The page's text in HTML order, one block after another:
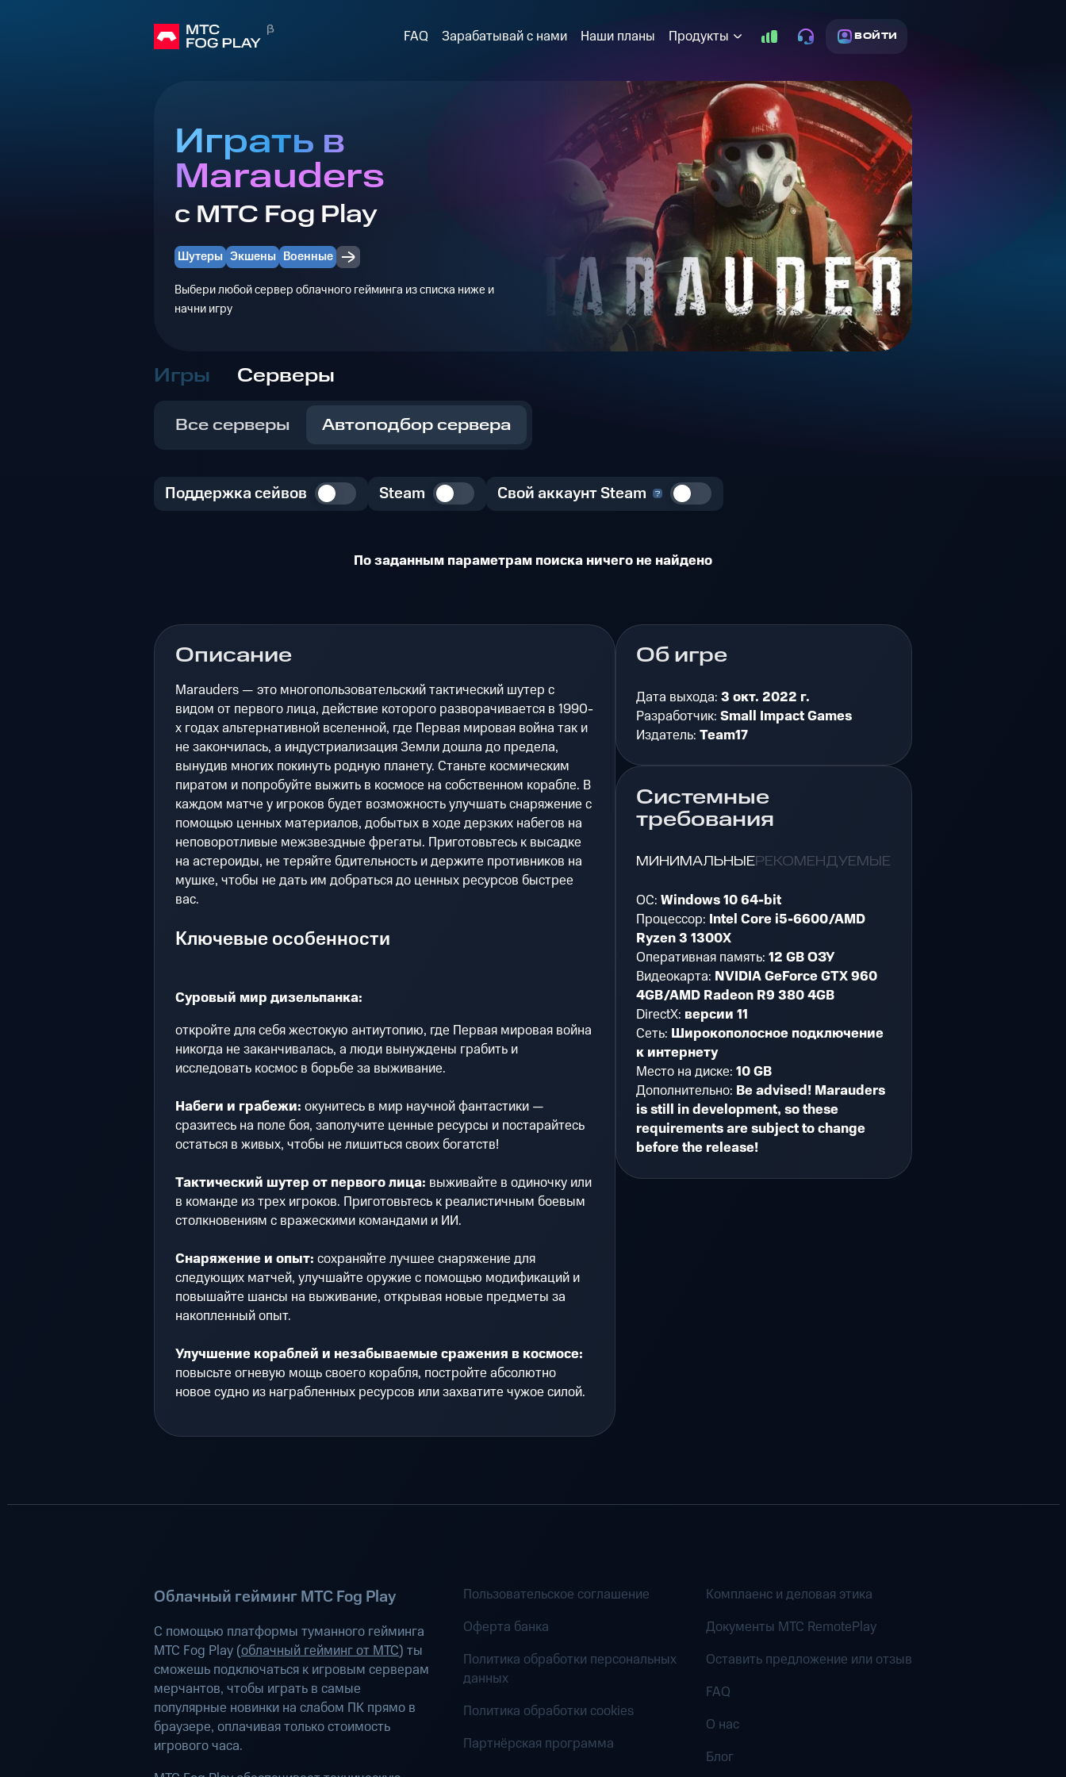
FAQ Зарабатывай с нами Наши планы Продукты ВОЙТИ
Играть в
Marauders
с МТС Fog Play
Шутеры Экшены Военные
Выбери любой сервер облачного гейминга из списка ниже и
начни игру
Игры Серверы
Все серверы Автоподбор сервера
Поддержка сейвов Steam Свой аккаунт Steam
По заданным параметрам поиска ничего не найдено
Описание
Marauders — это многопользовательский тактический шутер с
видом от первого лица, действие которого разворачивается в 1990-
х годах альтернативной вселенной, где Первая мировая война так и
не закончилась, а индустриализация Земли дошла до предела,
вынудив многих покинуть родную планету. Станьте космическим
пиратом и попробуйте выжить в космосе на собственном корабле. В
каждом матче у игроков будет возможность улучшать снаряжение с
помощью ценных материалов, добытых в ходе дерзких набегов на
неповоротливые межзвездные фрегаты. Приготовьтесь к высадке
на астероиды, не теряйте бдительность и держите противников на
мушке, чтобы не дать им добраться до ценных ресурсов быстрее
вас.
Ключевые особенности
Суровый мир дизельпанка:
откройте для себя жестокую антиутопию, где Первая мировая война
никогда не заканчивалась, а люди вынуждены грабить и
исследовать космос в борьбе за выживание.
Набеги и грабежи: окунитесь в мир научной фантастики —
сразитесь на поле боя, заполучите ценные ресурсы и постарайтесь
остаться в живых, чтобы не лишиться своих богатств!
Тактический шутер от первого лица: выживайте в одиночку или
в команде из трех игроков. Приготовьтесь к реалистичным боевым
столкновениям с вражескими командами и ИИ.
Снаряжение и опыт: сохраняйте лучшее снаряжение для
следующих матчей, улучшайте оружие с помощью модификаций и
повышайте шансы на выживание, открывая новые предметы за
накопленный опыт.
Улучшение кораблей и незабываемые сражения в космосе:
повысьте огневую мощь своего корабля, постройте абсолютно
новое судно из награбленных ресурсов или захватите чужое силой.
Об игре
Дата выхода:3 окт. 2022 г.
Разработчик:Small Impact Games
Издатель:Team17
Системные
требования
МИНИМАЛЬНЫЕРЕКОМЕНДУЕМЫЕ
ОС:Windows 10 64-bit
Процессор: Intel Core i5-6600/AMD
Ryzen 3 1300X
Оперативная память:12 GB ОЗУ
Видеокарта: NVIDIA GeForce GTX 960
4GB/AMD Radeon R9 380 4GB
DirectX: версии 11
Сеть: Широкополосное подключение
к интернету
Место на диске:10 GB
Дополнительно: Be advised! Marauders
is still in development, so these
requirements are subject to change
before the release!
Облачный гейминг МТС Fog Play
С помощью платформы туманного гейминга
МТС Fog Play (облачный гейминг от МТС) ты
сможешь подключаться к игровым серверам
мерчантов, чтобы играть в самые
популярные новинки на слабом ПК прямо в
браузере, оплачивая только стоимость
игрового часа.
Пользовательское соглашение
Оферта банка
Политика обработки персональных
данных
Политика обработки cookies
Партнёрская программа
Комплаенс и деловая этика
Документы MTC RemotePlay
Оставить предложение или отзыв
FAQ
О нас
Блог